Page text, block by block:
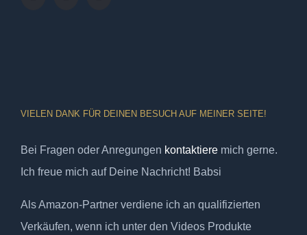
VIELEN DANK FÜR DEINEN BESUCH AUF MEINER SEITE!
Bei Fragen oder Anregungen kontaktiere mich gerne.
Ich freue mich auf Deine Nachricht! Babsi
Als Amazon-Partner verdiene ich an qualifizierten
Verkäufen, wenn ich unter den Videos Produkte